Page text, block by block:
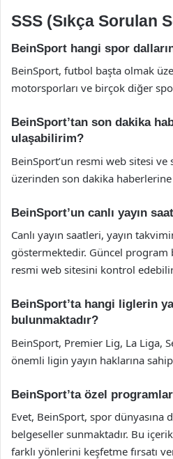
SSS (Sıkça Sorulan
BeinSport hangi spor
BeinSport, futbol başta olmak
motorsporları ve birçok diğer
BeinSport’tan son dakika
ulaşabilirim?
BeinSport’un resmi web sitesi ve
üzerinden son dakika
BeinSport’un canlı yayın
Canlı yayın saatleri, yayın
göstermektedir. Güncel program
resmi web sitesini kontrol
BeinSport’ta hangi liglerin
bulunmaktadır?
BeinSport, Premier Lig, La Liga,
önemli ligin yayın haklarına
BeinSport’ta özel
Evet, BeinSport, spor dünyasına
belgeseller sunmaktadır. Bu
farklı yönlerini keşfetme fırsatı